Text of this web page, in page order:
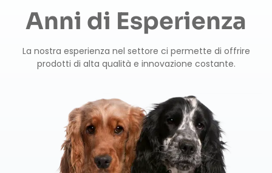
Anni di Esperienza
La nostra esperienza nel settore ci permette di offrire
prodotti di alta qualità e innovazione costante.